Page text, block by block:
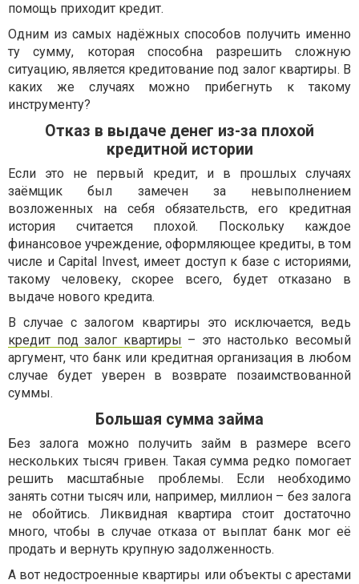
помощь приходит кредит.
Одним из самых надёжных способов получить именно
ту сумму, которая способна разрешить сложную
ситуацию, является кредитование под залог квартиры. В
каких же случаях можно прибегнуть к такому
инструменту?
Отказ в выдаче денег из-за плохой
кредитной истории
Если это не первый кредит, и в прошлых случаях
заёмщик был замечен за невыполнением
возложенных на себя обязательств, его кредитная
история считается плохой. Поскольку каждое
финансовое учреждение, оформляющее кредиты, в том
числе и Capital Invest, имеет доступ к базе с историями,
такому человеку, скорее всего, будет отказано в
выдаче нового кредита.
В случае с залогом квартиры это исключается, ведь
кредит под залог квартиры – это настолько весомый
аргумент, что банк или кредитная организация в любом
случае будет уверен в возврате позаимствованной
суммы.
Большая сумма займа
Без залога можно получить займ в размере всего
нескольких тысяч гривен. Такая сумма редко помогает
решить масштабные проблемы. Если необходимо
занять сотни тысяч или, например, миллион – без залога
не обойтись. Ликвидная квартира стоит достаточно
много, чтобы в случае отказа от выплат банк мог её
продать и вернуть крупную задолженность.
А вот недостроенные квартиры или объекты с арестами